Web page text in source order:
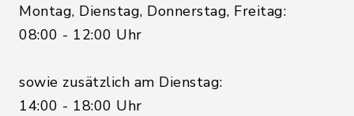
Montag, Dienstag, Donnerstag, Freitag:
08:00 - 12:00 Uhr
sowie zusätzlich am Dienstag:
14:00 - 18:00 Uhr